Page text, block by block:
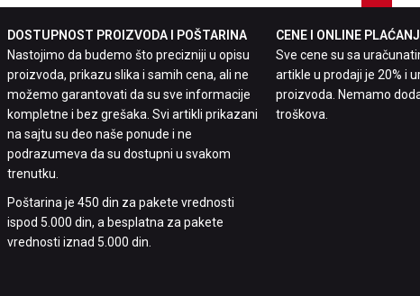
DOSTUPNOST PROIZVODA I POŠTARINA
Nastojimo da budemo što precizniji u opisu
proizvoda, prikazu slika i samih cena, ali ne
možemo garantovati da su sve informacije
kompletne i bez grešaka. Svi artikli prikazani
na sajtu su deo naše ponude i ne
podrazumeva da su dostupni u svakom
trenutku.
Poštarina je 450 din za pakete vrednosti
ispod 5.000 din, a besplatna za pakete
vrednosti iznad 5.000 din.
CENE I ONLINE
Sve cene su sa
artikle u prodaji je 20% i
proizvoda. Nemamo
troškova.